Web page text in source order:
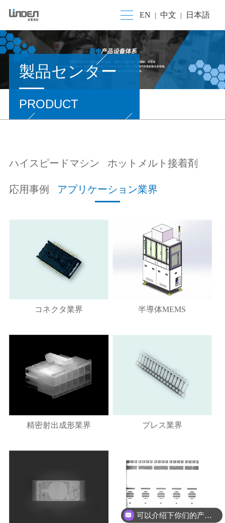
EN 中文 日本語
製品センター
PRODUCT
ハイスピードマシン ホットメルト接着剤
応用事例 アプリケーション業界
コネクタ業界 半導体MEMS
精密射出成形業界 プレス業界
可以介绍下你们的产品么